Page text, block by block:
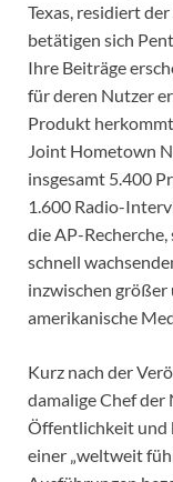
Texas, residiert
betätigen sich
Ihre Beiträge
für deren Nutzer
Produkt
Joint Hometown
insgesamt 5.400
1.600 Radio-
die AP-
schnell
inzwischen größer
amerikanische
Kurz nach der
damalige Chef der
Öffentlichkeit und
einer „weltweit